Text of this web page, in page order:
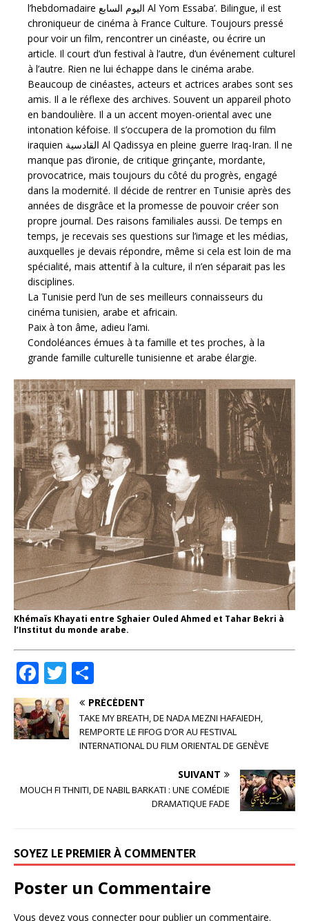
l’hebdomadaire اليوم السابع Al Yom Essaba’. Bilingue, il est
chroniqueur de cinéma à France Culture. Toujours pressé
pour voir un film, rencontrer un cinéaste, ou écrire un
article. Il court d’un festival à l’autre, d’un événement culturel
à l’autre. Rien ne lui échappe dans le cinéma arabe.
Beaucoup de cinéastes, acteurs et actrices arabes sont ses
amis. Il a le réflexe des archives. Souvent un appareil photo
en bandoulière. Il a un accent moyen-oriental avec une
intonation kéfoise. Il s’occupera de la promotion du film
iraquien القادسية Al Qadissya en pleine guerre Iraq-Iran. Il ne
manque pas d’ironie, de critique grinçante, mordante,
provocatrice, mais toujours du côté du progrès, engagé
dans la modernité. Il décide de rentrer en Tunisie après des
années de disgrâce et la promesse de pouvoir créer son
propre journal. Des raisons familiales aussi. De temps en
temps, je recevais ses questions sur l’image et les médias,
auxquelles je devais répondre, même si cela est loin de ma
spécialité, mais attentif à la culture, il n’en séparait pas les
disciplines.
La Tunisie perd l’un de ses meilleurs connaisseurs du
cinéma tunisien, arabe et africain.
Paix à ton âme, adieu l’ami.
Condoléances émues à ta famille et tes proches, à la
grande famille culturelle tunisienne et arabe élargie.
Khémaïs Khayati entre Sghaier Ouled Ahmed et Tahar Bekri à
l’Institut du monde arabe.
F
a
c
e
o
T
w
it
te
ar
ta
g
r
PRÉCÉDENT
TAKE MY BREATH, DE NADA MEZNI HAFAIEDH,
REMPORTE LE FIFOG D’OR AU FESTIVAL
INTERNATIONAL DU FILM ORIENTAL DE GENÈVE
SUIVANT
MOUCH FI THNITI, DE NABIL BARKATI : UNE COMÉDIE
DRAMATIQUE FADE
SOYEZ LE PREMIER À COMMENTER
Poster un Commentaire
Vous devez vous connecterpour publier un commentaire.